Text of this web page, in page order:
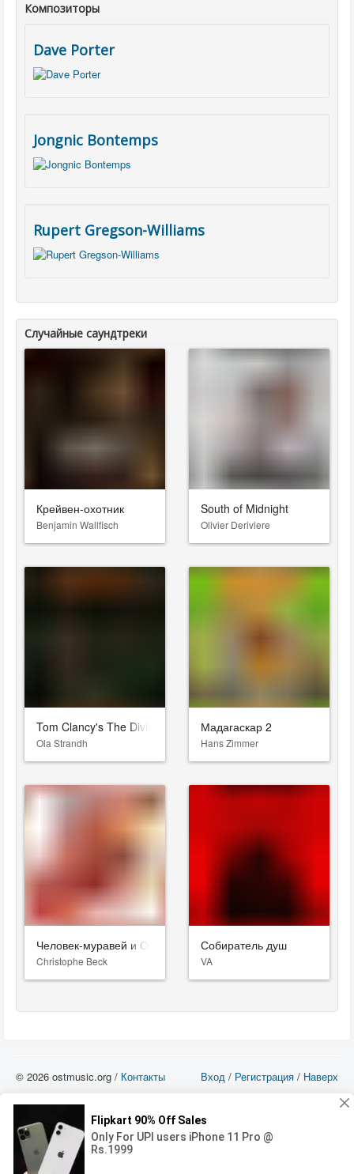
Композиторы
Dave Porter
Jongnic Bontemps
Rupert Gregson-Williams
Случайные саундтреки
Крейвен-охотник
Benjamin Wallfisch
South of Midnight
Olivier Deriviere
Tom Clancy's The Division 2: Descent
Ola Strandh
Мадагаскар 2
Hans Zimmer
Человек-муравей и Оса
Christophe Beck
Собиратель душ
VA
Вход / Регистрация / Наверх
© 2026 ostmusic.org / Контакты
можете использовать такие материалы только в том в случае, если
использование производится с ознакомительными целями - для прочих целей
вы должны приобрести лицензионную запись.